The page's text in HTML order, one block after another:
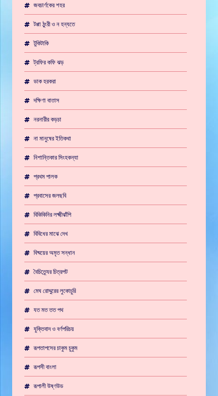
জবচার্ণকের শহর
টপ্পা ঠুংরী ও ন হন্যতে
টুকিটাকি
ট্রফির কফি ঝড়
ডাক হরকরা
দক্ষিণা বাতাস
নরনারীর কড়চা
না মানুষের ইতিকথা
নিশান্তিকার সিংহকন্যা
প্রথম পালক
প্রবাসের জলছবি
বিকিকিনির লক্ষ্মীঝাঁপি
বিবিধের মাঝে দেখ
বিষ্ময়ের অমৃত সন্ধান
বৈচিত্র্যের চিত্রপট
মেঘ রোদ্দুরের লুকোচুরি
যত মত তত পথ
যুক্তিবাদ ও বর্ণপরিচয়
রূপতাপসের চাকুম চুকুম
রূপসী বাংলা
রূপালী উষ্ণউড